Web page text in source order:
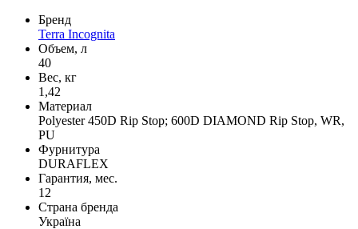
Бренд
Terra Incognita
Объем, л
40
Вес, кг
1,42
Материал
Polyester 450D Rip Stop; 600D DIAMOND Rip Stop, WR,
PU
Фурнитура
DURAFLEX
Гарантия, мес.
12
Страна бренда
Україна